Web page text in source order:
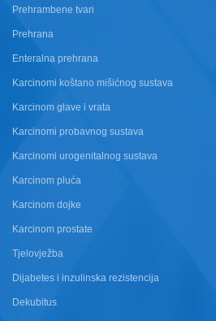
Prehrambene tvari
Prehrana
Enteralna prehrana
Karcinomi koštano mišićnog sustava
Karcinom glave i vrata
Karcinomi probavnog sustava
Karcinomi urogenitalnog sustava
Karcinom pluća
Karcinom dojke
Karcinom prostate
Tjelovježba
Dijabetes i inzulinska rezistencija
Dekubitus